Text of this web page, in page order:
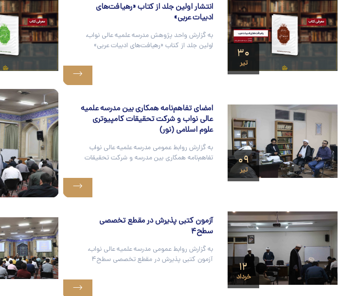
۳۰
تیر
انتشار اولین جلد از کتاب «رهیافت­‌های
ادبیات عربی»
به گزارش واحد پژوهش مدرسه علمیه عالی نواب،
اولین جلد از کتاب «رهیافت‌های ادبیات عربی»
۰۹
تیر
امضای تفاهم‌نامه همکاری بین مدرسه علمیه
عالی نواب و شرکت تحقیقات کامپیوتری
علوم اسلامی (نور)
به گزارش روابط عمومی مدرسه علمیه عالی نواب
تفاهم‌نامه همکاری بین مدرسه و شرکت تحقیقات
۱۲
خرداد
آزمون کتبی پذیرش در مقطع تخصصی
سطح۴
به گزارش روابط عمومی مدرسه علمیه عالی نواب،
آزمون کتبی پذیرش در مقطع تخصصی سطح۴